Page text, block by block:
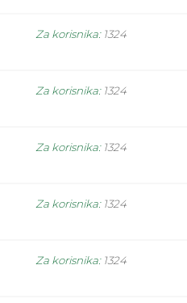
Za korisnika: 1324
Za korisnika: 1324
Za korisnika: 1324
Za korisnika: 1324
Za korisnika: 1324